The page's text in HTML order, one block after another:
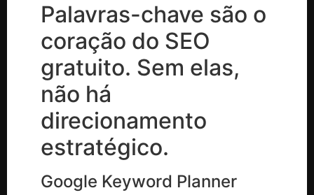
Palavras-chave são o
coração do SEO
gratuito. Sem elas,
não há
direcionamento
estratégico.
Google Keyword Planner